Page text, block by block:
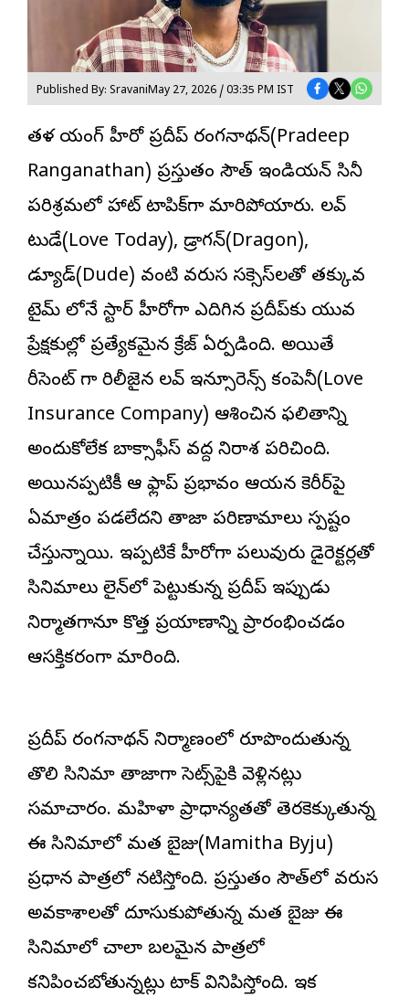
Published By: SravaniMay 27, 2026 / 03:35 PM IST
తమిళ యంగ్ హీరో ప్ర‌దీప్ రంగనాథన్(Pradeep
Ranganathan) ప్రస్తుతం సౌత్ ఇండియన్ సినీ
పరిశ్రమలో హాట్ టాపిక్‌గా మారిపోయారు. లవ్
టుడే(Love Today), డ్రాగన్(Dragon),
డ్యూడ్(Dude) వంటి వరుస స‌క్సెస్‌ల‌తో తక్కువ
టైమ్ లోనే స్టార్ హీరోగా ఎదిగిన ప్రదీప్‌కు యువ
ప్రేక్షకుల్లో ప్రత్యేకమైన క్రేజ్ ఏర్పడింది. అయితే
రీసెంట్ గా రిలీజైన లవ్ ఇన్సూరెన్స్ కంపెనీ(Love
Insurance Company) ఆశించిన ఫలితాన్ని
అందుకోలేక బాక్సాఫీస్ వద్ద నిరాశ పరిచింది.
అయినప్పటికీ ఆ ఫ్లాప్ ప్రభావం ఆయన కెరీర్‌పై
ఏమాత్రం పడలేదని తాజా పరిణామాలు స్పష్టం
చేస్తున్నాయి. ఇప్పటికే హీరోగా పలువురు డైరెక్ట‌ర్ల‌తో
సినిమాలు లైన్‌లో పెట్టుకున్న ప్రదీప్ ఇప్పుడు
నిర్మాతగానూ కొత్త ప్రయాణాన్ని ప్రారంభించడం
ఆసక్తికరంగా మారింది.
ప్రదీప్ రంగనాథన్ నిర్మాణంలో రూపొందుతున్న
తొలి సినిమా తాజాగా సెట్స్‌పైకి వెళ్లినట్లు
సమాచారం. మహిళా ప్రాధాన్యతతో తెరకెక్కుతున్న
ఈ సినిమాలో మమిత బైజు(Mamitha Byju)
ప్రధాన పాత్రలో నటిస్తోంది. ప్రస్తుతం సౌత్‌లో వరుస
అవకాశాలతో దూసుకుపోతున్న మమిత బైజు ఈ
సినిమాలో చాలా బలమైన పాత్రలో
కనిపించబోతున్నట్లు టాక్ వినిపిస్తోంది. ఇక